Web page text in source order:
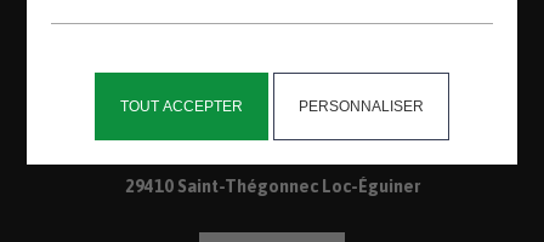
TOUT ACCEPTER PERSONNALISER
2, place de la Mairie
Saint-Thégonnec
29410 Saint-Thégonnec Loc-Éguiner